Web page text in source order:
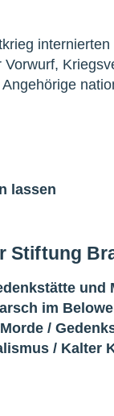
lassen
Stiftung
und
im
/
/ Kalter